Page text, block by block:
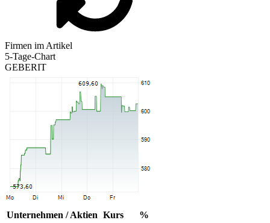
Firmen im Artikel
5-Tage-Chart
GEBERIT
Unternehmen / Aktien Kurs
%